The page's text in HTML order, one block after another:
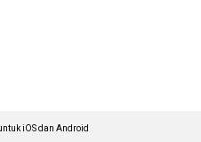
iOS dan Android